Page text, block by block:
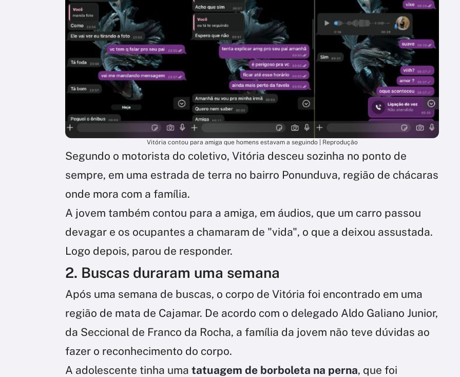
Vitória contou para amiga que homens estavam a seguindo | Reprodução
Segundo o motorista do coletivo, Vitória desceu sozinha no ponto de
sempre, em uma estrada de terra no bairro Ponunduva, região de chácaras
onde mora com a família.
A jovem também contou para a amiga, em áudios, que um carro passou
devagar e os ocupantes a chamaram de "vida", o que a deixou assustada.
Logo depois, parou de responder.
2. Buscas duraram uma semana
Após uma semana de buscas, o corpo de Vitória foi encontrado em uma
região de mata de Cajamar. De acordo com o delegado Aldo Galiano Junior,
da Seccional de Franco da Rocha, a família da jovem não teve dúvidas ao
fazer o reconhecimento do corpo.
A adolescente tinha uma tatuagem de borboleta na perna, que foi